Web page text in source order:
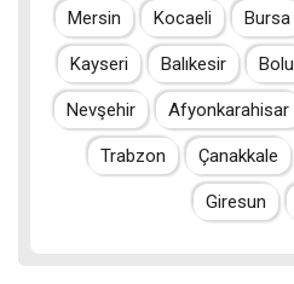
Mersin Kocaeli Bursa
Kayseri Balıkesir Bolu
Nevşehir Afyonkarahisar
Trabzon Çanakkale
Giresun